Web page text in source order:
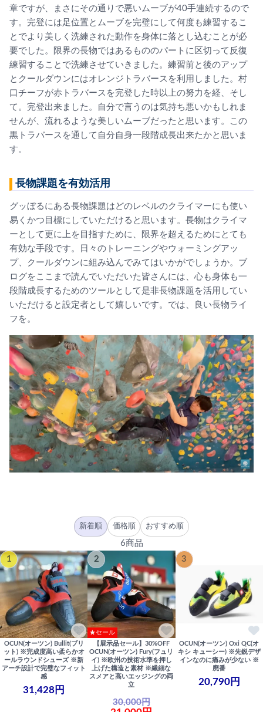
章ですが、
まさにその通りで悪いムーブが40手連続するので
す。 完登には足位置とムーブを完璧にして何度も練習するこ
とでより美 しく洗練された動作を身体に落とし込むことが必
要でした。
限界の長物ではあるもののパートに区切って反復
練習することで洗練させていきました。 練習前と後のアップ
とクールダウンにはオレンジトラバースを利用 しました。 村
口チーフが赤トラバースを完登した時以上の努力を経、そし
て。 完登出来ました。自分で言うのは気持ち悪いかもしれま
せんが、 流れるような美しいムーブだったと思います。
この
黒トラバースを通して自分自身一段階成長出来たかと思いま
す。
長物課題を有効活用
グッぼるにある長物課題はどのレベルのクライマーにも使い
易くかつ目標にしていただけると思います。長物はクライマ
ーとして更に上を目指すために、限界を超えるためにとても
有効な手段です。日々のトレーニングやウォーミングアッ
プ、クールダウンに組み込んでみてはいかがでしょうか。ブ
ログをここまで読んでいただいた皆さんには、 心も身体も一
段階成長するためのツールとして是非長物課題を活用してい
いただけると設定者として嬉しいです。 では、良い長物ライ
フを。
新着順 価格順 おすすめ順
6商品
1
OCUN(オーツン) Bullit(ブリ
ット) ※完成度高い柔らかオ
ールラウンドシューズ ※新
アーチ設計で完璧なフィット
感
31,428円
2
★セール
【展示品セール】30%OFF
OCUN(オーツン) Fury(フュリ
イ) ※欧州の技術水準を押し
上げた構造と素材 ※繊細な
スメアと高いエッジングの両
立
30,000円
3
OCUN(オーツン) Oxi QC(オ
キシ キューシー) ※先鋭デザ
インなのに痛みが少ない ※
廃番
20,790円